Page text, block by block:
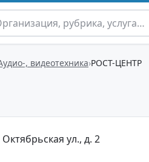
, видеотехника РОСТ-ЦЕНТР
ул., д. 2